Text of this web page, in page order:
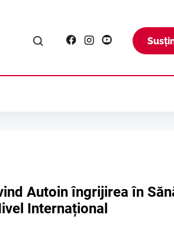
Autoin îngrijirea în
Internațional